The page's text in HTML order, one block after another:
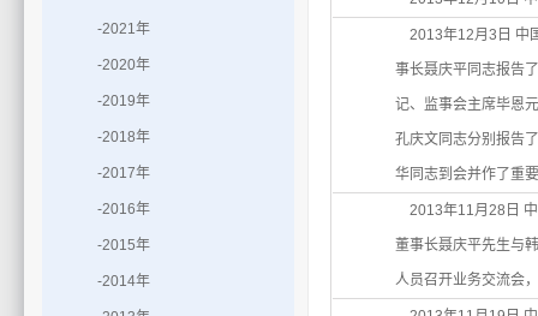
-2021年
-2020年
-2019年
-2018年
-2017年
-2016年
-2015年
-2014年
2013年12月3日 中
事长聂庆平同志报告
记、监事会主席毕恩
孔庆文同志分别报告
华同志到会并作了重
2013年11月28日 中
董事长聂庆平先生与
人员召开业务交流会